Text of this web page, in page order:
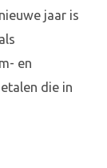
jaar is
en
die in